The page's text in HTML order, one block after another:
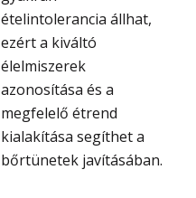
ételintolerancia állhat,
ezért a kiváltó
élelmiszerek
azonosítása és a
megfelelő étrend
kialakítása segíthet a
bőrtünetek javításában.